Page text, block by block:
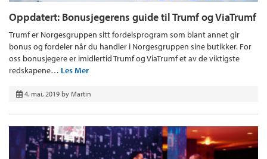
Oppdatert: Bonusjegerens guide til Trumf og ViaTrumf
Trumf er Norgesgruppen sitt fordelsprogram som blant annet gir
bonus og fordeler når du handler i Norgesgruppen sine butikker. For
oss bonusjegere er imidlertid Trumf og ViaTrumf et av de viktigste
redskapene… Les Mer
4. mai, 2019 by Martin